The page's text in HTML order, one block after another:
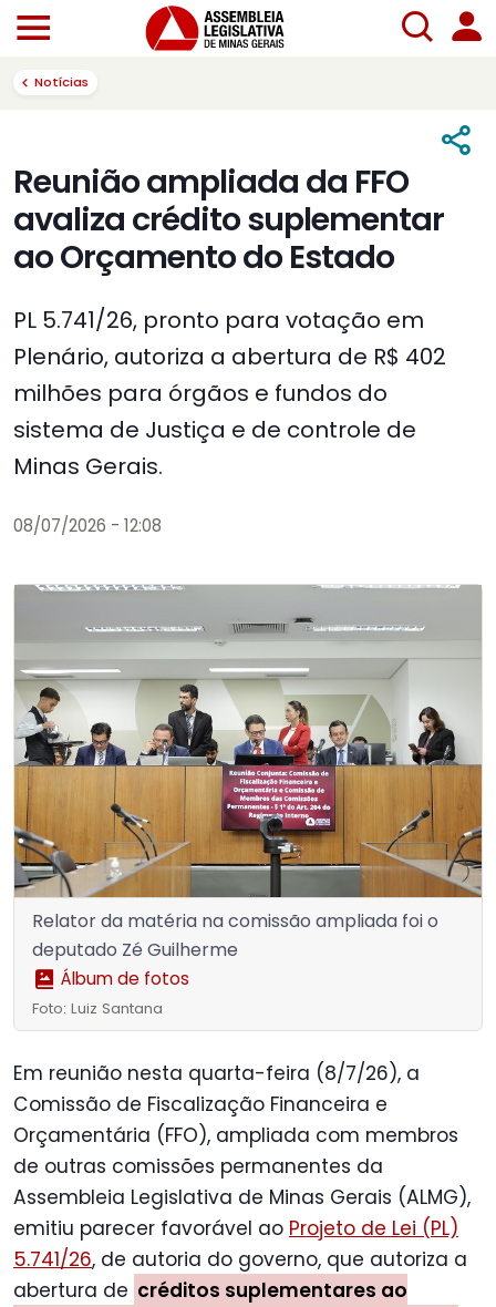
Notícias
Reunião ampliada da FFO
avaliza crédito suplementar
ao Orçamento do Estado
PL 5.741/26, pronto para votação em
Plenário, autoriza a abertura de R$ 402
milhões para órgãos e fundos do
sistema de Justiça e de controle de
Minas Gerais.
08/07/2026 - 12:08
Relator da matéria na comissão ampliada foi o
deputado Zé Guilherme
Álbum de fotos
Foto: Luiz Santana
Em reunião nesta quarta-feira (8/7/26), a
Comissão de Fiscalização Financeira e
Orçamentária (FFO), ampliada com membros
de outras comissões permanentes da
Assembleia Legislativa de Minas Gerais (ALMG),
emitiu parecer favorável ao Projeto de Lei (PL)
5.741/26, de autoria do governo, que autoriza a
abertura de créditos suplementares ao